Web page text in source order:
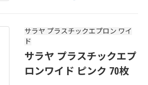
サラヤ プラスチックエプロン ワイ
ド
サラヤ プラスチックエプ
ロンワイド ピンク 70枚